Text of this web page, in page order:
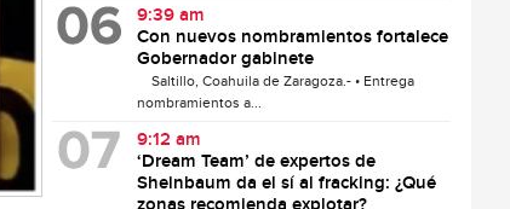
9:39 am
Con nuevos nombramientos fortalece
Gobernador gabinete
Saltillo, Coahuila de Zaragoza.- • Entrega
nombramientos a...
9:12 am
‘Dream Team’ de expertos de
Sheinbaum da el sí al fracking: ¿Qué